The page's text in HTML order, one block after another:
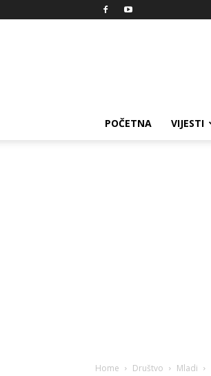
POČETNA VIJESTI
Home Društvo Mladi